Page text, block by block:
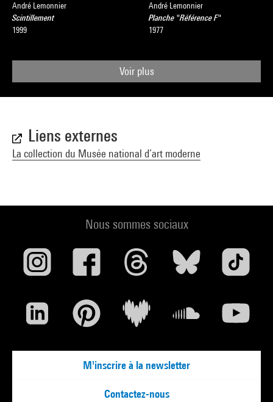
André Lemonnier
Scintillement
1999
André Lemonnier
Planche "Référence F"
1977
Voir plus
Liens externes
La collection du Musée national d’art moderne
Nous sommes sociaux
M'inscrire à la newsletter
Contactez-nous